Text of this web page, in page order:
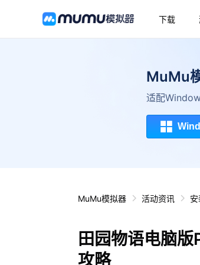
下载
MuMu
适配
MuMu模拟器 活动资讯
田园物语电脑
攻略